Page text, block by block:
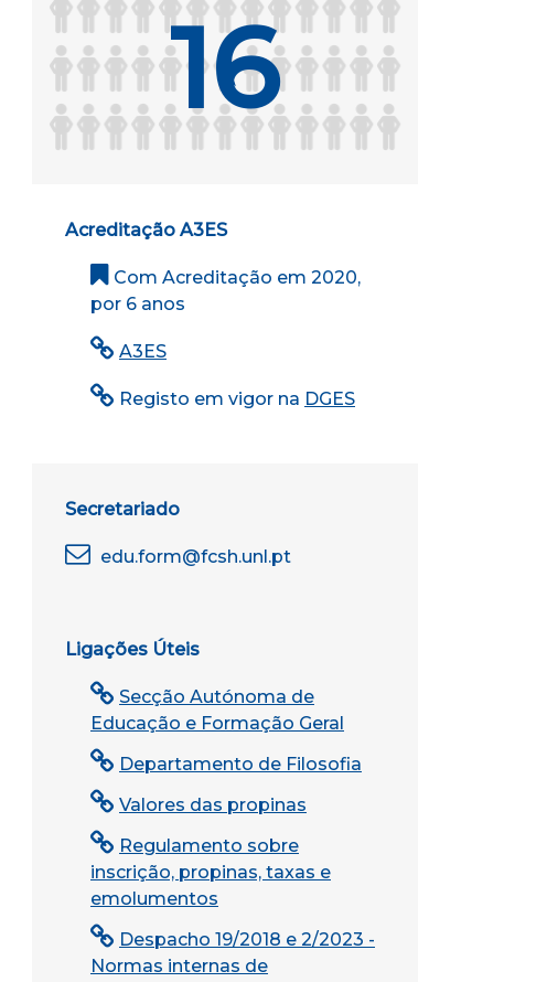
16
Acreditação A3ES
Com Acreditação em 2020,
por 6 anos
A3ES
Registo em vigor na DGES
Secretariado
edu.form@fcsh.unl.pt
Ligações Úteis
Secção Autónoma de
Educação e Formação Geral
Departamento de Filosofia
Valores das propinas
Regulamento sobre
inscrição, propinas, taxas e
emolumentos
Despacho 19/2018 e 2/2023 -
Normas internas de